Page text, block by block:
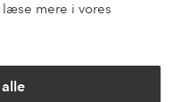
mere i vores